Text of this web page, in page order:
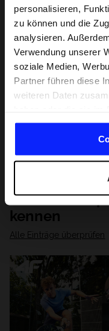
personalisieren,
zu können und die
analysieren.
Verwendung unserer
soziale Medien,
Partner führen diese
weiteren Daten
gesammelt haben.
Lernen Sie
kennen
Alle Einträge überprüfen